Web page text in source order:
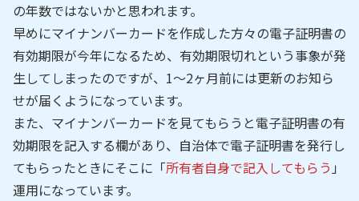
の年数ではないかと思われます。
早めにマイナンバーカードを作成した方々の電子証明書の
有効期限が今年になるため、有効期限切れという事象が発
生してしまったのですが、1～2ヶ月前には更新のお知ら
せが届くようになっています。
また、マイナンバーカードを見てもらうと電子証明書の有
効期限を記入する欄があり、自治体で電子証明書を発行し
てもらったときにそこに「所有者自身で記入してもらう 」
運用になっています。